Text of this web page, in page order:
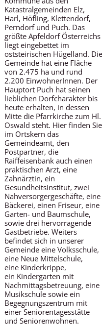
Katastralgemeinden Elz,
Harl, Höfling, Klettendorf,
Perndorf und Puch. Das
größte Apfeldorf Österreichs
liegt eingebettet im
oststeirischen Hügelland. Die
Gemeinde hat eine Fläche
von 2.475 ha und rund
2.200 EinwohnerInnen. Der
Hauptort Puch hat seinen
lieblichen Dorfcharakter bis
heute erhalten, in dessen
Mitte die Pfarrkirche zum Hl.
Oswald steht. Hier finden Sie
im Ortskern das
Gemeindeamt, den
Postpartner, die
Raiffeisenbank auch einen
praktischen Arzt, eine
Zahnärztin, ein
Gesundheitsinstitut, zwei
Nahversorgergeschäfte, eine
Bäckerei, einen Friseur, eine
Garten- und Baumschule,
sowie drei hervorragende
Gastbetriebe. Weiters
befindet sich in unserer
Gemeinde eine Volksschule,
eine Neue Mittelschule,
eine Kinderkrippe,
ein Kindergarten mit
Nachmittagsbetreuung, eine
Musikschule sowie ein
Begegnungszentrum mit
einer Seniorentagesstätte
und Seniorenwohnen.